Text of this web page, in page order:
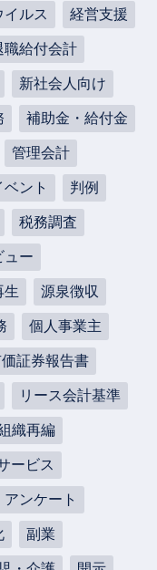
イルス 経営支援
職給付会計
新社会人向け
補助金・給付金
管理会計
ベント 判例
税務調査
ュー
生 源泉徴収
個人事業主
証券報告書
リース会計基準
織再編
ービス
アンケート
副業